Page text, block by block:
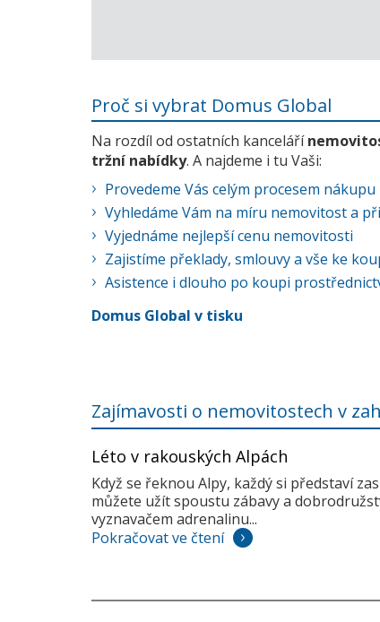
Proč si vybrat Domus Global
Na rozdíl od ostatních kanceláří
tržní nabídky. A najdeme i tu Vaši:
Provedeme Vás celým procesem nákupu
Vyhledáme Vám na míru nemovitost a
Vyjednáme nejlepší cenu nemovitosti
Zajistíme překlady, smlouvy a vše ke
Asistence i dlouho po koupi
Domus Global v tisku
Zajímavosti o nemovitostech v
Léto v rakouských Alpách
Když se řeknou Alpy, každý si představí
můžete užít spoustu zábavy a
vyznavačem adrenalinu...
Pokračovat ve čtení